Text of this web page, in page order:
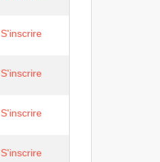
S'inscrire
S'inscrire
S'inscrire
S'inscrire